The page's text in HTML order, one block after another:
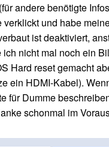
andere benötigte
verklickt und habe
ist deaktiviert,
ich nicht mal noch ein
Hard reset gemacht
ein HDMI-Kabel).
für Dumme
schonmal im